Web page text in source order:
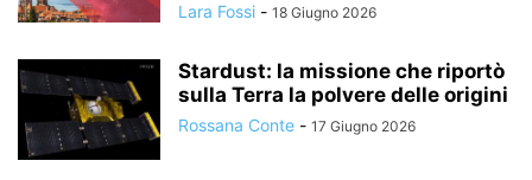
Lara Fossi - 18 Giugno 2026
Stardust: la missione che riportò
sulla Terra la polvere delle origini
Rossana Conte - 17 Giugno 2026